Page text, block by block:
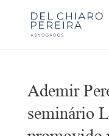
Ademir
seminário